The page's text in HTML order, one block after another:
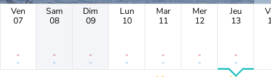
Ven
07
-
-
Sam
08
-
-
Dim
09
-
-
Lun
10
-
-
Mar
11
-
-
Mer
12
-
-
Jeu
13
-
-